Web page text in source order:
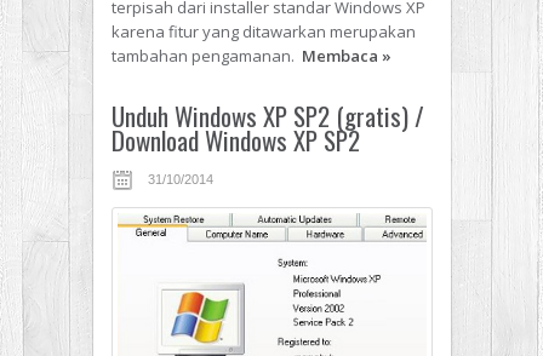
terpisah dari installer standar Windows XP
karena fitur yang ditawarkan merupakan
tambahan pengamanan. Membaca »
Unduh Windows XP SP2 (gratis) /
Download Windows XP SP2
31/10/2014